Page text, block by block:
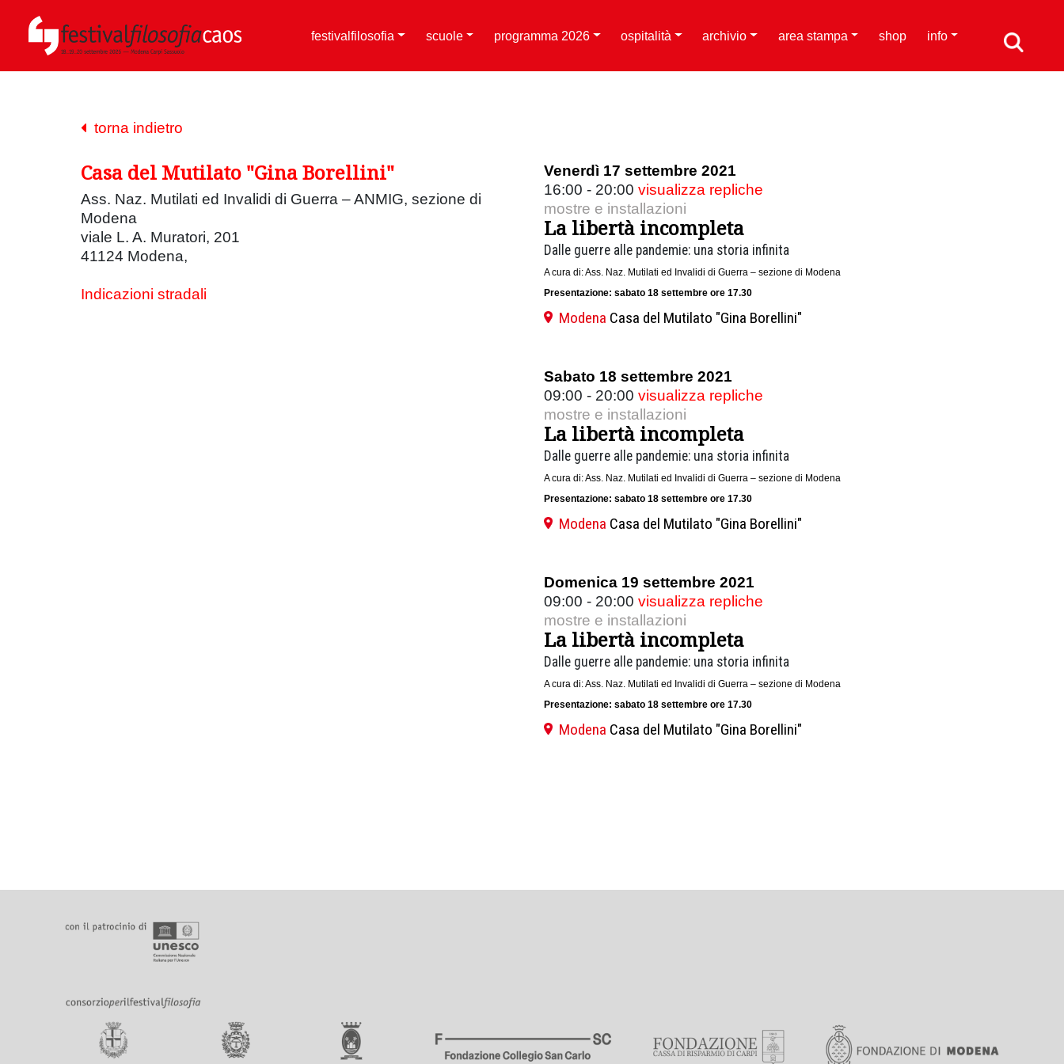
festivalfilosofia scuole programma 2026 ospitalità archivio area stampa shop info
torna indietro
Casa del Mutilato "Gina Borellini"
Ass. Naz. Mutilati ed Invalidi di Guerra – ANMIG, sezione di
Modena
viale L. A. Muratori, 201
41124 Modena,
Indicazioni stradali
Venerdì 17 settembre 2021
16:00 - 20:00 visualizza repliche
mostre e installazioni
La libertà incompleta
Dalle guerre alle pandemie: una storia infinita
A cura di: Ass. Naz. Mutilati ed Invalidi di Guerra – sezione di Modena
Presentazione: sabato 18 settembre ore 17.30
Modena Casa del Mutilato "Gina Borellini"
Sabato 18 settembre 2021
09:00 - 20:00 visualizza repliche
mostre e installazioni
La libertà incompleta
Dalle guerre alle pandemie: una storia infinita
A cura di: Ass. Naz. Mutilati ed Invalidi di Guerra – sezione di Modena
Presentazione: sabato 18 settembre ore 17.30
Modena Casa del Mutilato "Gina Borellini"
Domenica 19 settembre 2021
09:00 - 20:00 visualizza repliche
mostre e installazioni
La libertà incompleta
Dalle guerre alle pandemie: una storia infinita
A cura di: Ass. Naz. Mutilati ed Invalidi di Guerra – sezione di Modena
Presentazione: sabato 18 settembre ore 17.30
Modena Casa del Mutilato "Gina Borellini"